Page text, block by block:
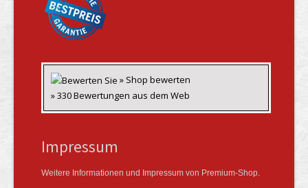
» Shop bewerten
» 330 Bewertungen aus dem Web
Impressum
Weitere Informationen und Impressum von Premium-Shop.